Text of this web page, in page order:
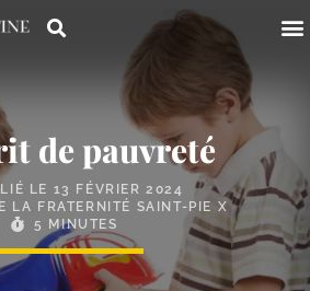
de pauvreté
LE 13 FÉVRIER 2024
LA FRATERNITÉ SAINT-PIE X
5 MINUTES